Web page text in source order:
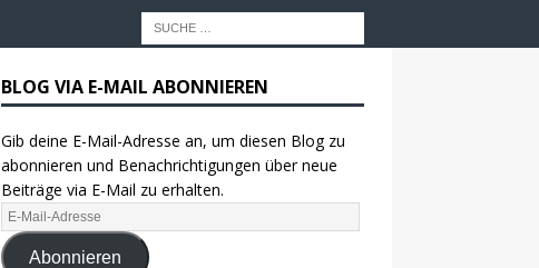
BLOG VIA E-MAIL ABONNIEREN
Gib deine E-Mail-Adresse an, um diesen Blog zu
abonnieren und Benachrichtigungen über neue
Beiträge via E-Mail zu erhalten.
Abonnieren